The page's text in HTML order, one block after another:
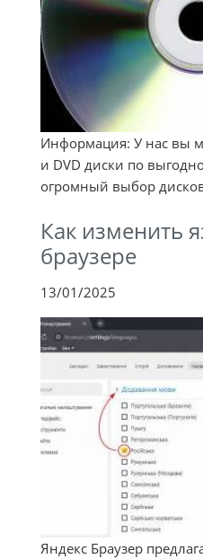
Информация: У нас вы
и DVD диски по
огромный выбор
Как изменить
браузере
13/01/2025
Яндекс Браузер